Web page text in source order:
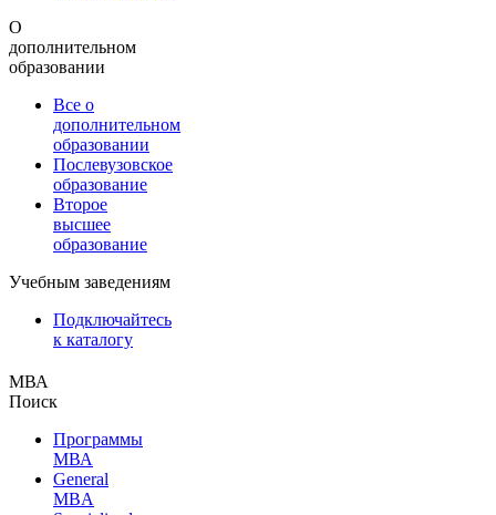
О
дополнительном
образовании
Все о
дополнительном
образовании
Послевузовское
образование
Второе
высшее
образование
Учебным заведениям
Подключайтесь
к каталогу
МВА
Поиск
Программы
МВА
General
MBA